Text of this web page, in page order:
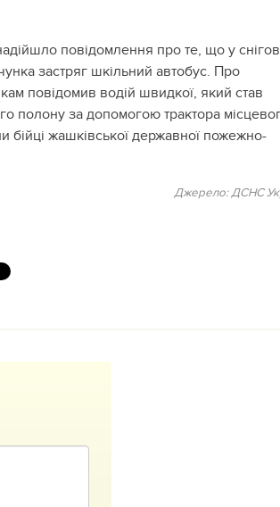
повідомлення про те, що у
застряг шкільний автобус. Про
повідомив водій швидкої, який став
полону за допомогою трактора
бійці жашківської державної пожежно-
Джерело: ДСНС